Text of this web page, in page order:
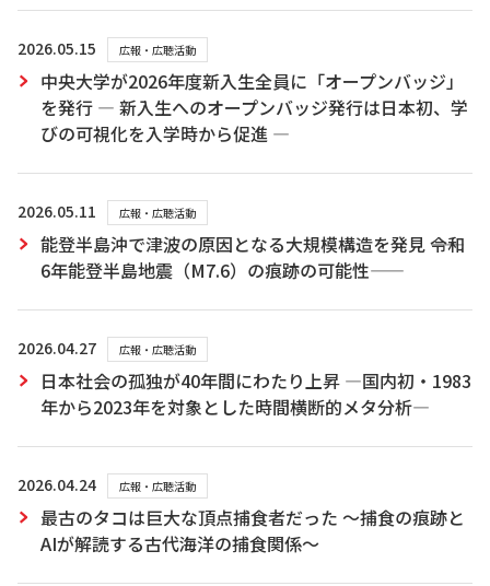
2026.05.15 広報・広聴活動
中央大学が2026年度新入生全員に「オープンバッジ」
を発行 ― 新入生へのオープンバッジ発行は日本初、学
びの可視化を入学時から促進 ―
2026.05.11 広報・広聴活動
能登半島沖で津波の原因となる大規模構造を発見 ――令和
6年能登半島地震（M7.6）の痕跡の可能性――
2026.04.27 広報・広聴活動
日本社会の孤独が40年間にわたり上昇 ―国内初・1983
年から2023年を対象とした時間横断的メタ分析―
2026.04.24 広報・広聴活動
最古のタコは巨大な頂点捕食者だった ～捕食の痕跡と
AIが解読する古代海洋の捕食関係～